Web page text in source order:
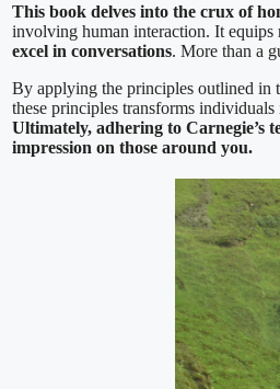
This book delves into the crux of
involving human interaction. It equips
excel in conversations. More than a
By applying the principles outlined in
these principles transforms
Ultimately, adhering to Carnegie’s
impression on those around you.